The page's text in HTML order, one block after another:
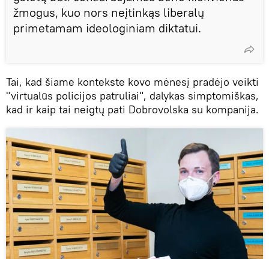
žmogus, kuo nors neįtinkąs liberalų
primetamam ideologiniam diktatui.
Tai, kad šiame kontekste kovo mėnesį pradėjo veikti
"virtualūs policijos patruliai", dalykas simptomiškas,
kad ir kaip tai neigtų pati Dobrovolska su kompanija.